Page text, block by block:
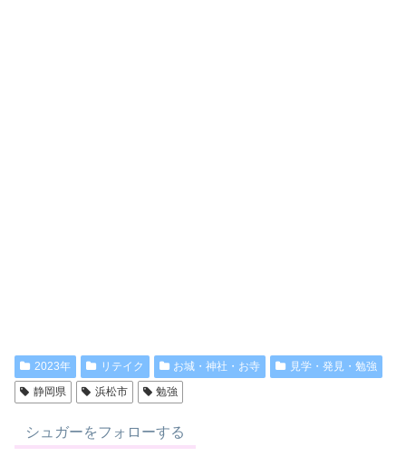
2023年 リテイク お城・神社・お寺
見学・発見・勉強
静岡県
浜松市 勉強
シュガーをフォローする